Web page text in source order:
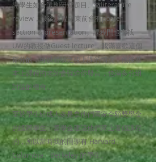
導學生如合選則研究題目、做literature
review，最後課程結束前會有poster
section & presentation。課程間也會找
UW的教授做Guest lecture，我滿喜歡這個
部分的，可以體驗之後上課的情境，然後基
本上課程的老師會強迫你發言，也滿多分組
討論的機會。
至於學生組成大多是拿他們國家全額獎學金
的國際學生，獎學金建議他們來上著個課程
的，所以當時我的同學有 Harvard、
Columbia、Berkeley 的學生。